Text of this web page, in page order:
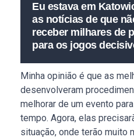
Eu estava em
as notícias de que
receber milhares de
para os jogos
Minha opinião é que as
desenvolveram
melhorar de um evento
tempo. Agora, elas
situação, onde terão muito